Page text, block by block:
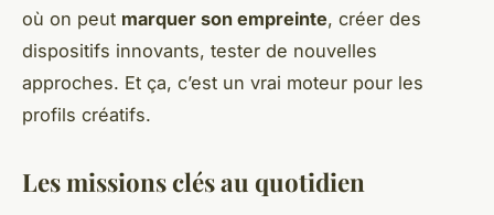
où on peut marquer son empreinte, créer des
dispositifs innovants, tester de nouvelles
approches. Et ça, c’est un vrai moteur pour les
profils créatifs.
Les missions clés au quotidien